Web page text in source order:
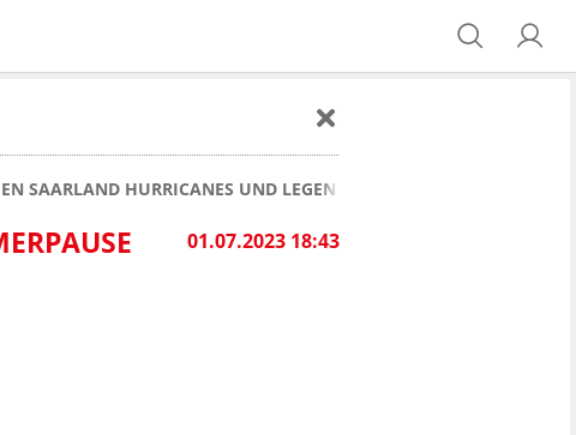
SAARLAND HURRICANES UND LEGEN PERFEKTEN ABSCHLUSS
01.07.2023 18:43